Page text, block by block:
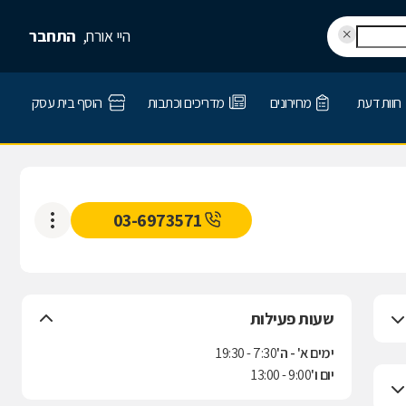
היי אורח, התחבר
חוות דעת מחירונים מדריכים וכתבות הוסף בית עסק
03-6973571
שעות פעילות
ימים א' - ה'7:30 - 19:30
יום ו'9:00 - 13:00